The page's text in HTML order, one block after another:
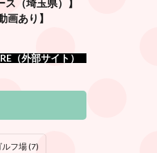
（埼玉県）】
あり】
（外部サイト）
ルフ場(7)